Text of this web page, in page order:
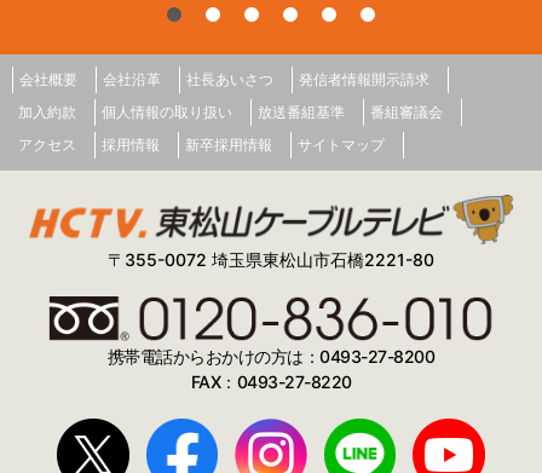
会社概要 会社沿革 社長あいさつ
発信者情報開示請求
加入約款
個人情報の取り扱い 放送番組基準
番組審議会
アクセス
採用情報 新卒採用情報 サイトマップ
〒355-0072 埼玉県東松山市石橋2221-80
携帯電話からおかけの方は：0493-27-8200
FAX：0493-27-8220